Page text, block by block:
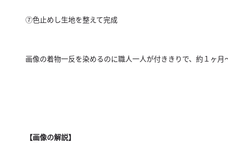
⑦色止めし生地を整えて完成
画像の着物一反を染めるのに職人一人が付ききりで、約１ヶ月
【画像の解説】